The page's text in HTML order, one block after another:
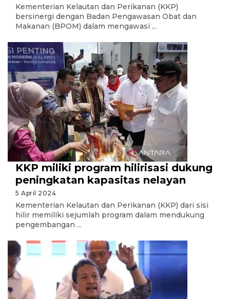
Kementerian Kelautan dan Perikanan (KKP)
bersinergi dengan Badan Pengawasan Obat dan
Makanan (BPOM) dalam mengawasi ...
KKP miliki program hilirisasi dukung
peningkatan kapasitas nelayan
5 April 2024
Kementerian Kelautan dan Perikanan (KKP) dari sisi
hilir memiliki sejumlah program dalam mendukung
pengembangan ...